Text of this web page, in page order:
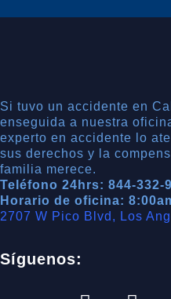
Si tuvo un accidente en
enseguida a nuestra
experto en accidente lo
sus derechos y la
familia merece.
Teléfono 24hrs: 844-332-
Horario de oficina:
2707 W Pico Blvd, Los
Síguenos: